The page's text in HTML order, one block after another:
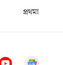
প্রথমা